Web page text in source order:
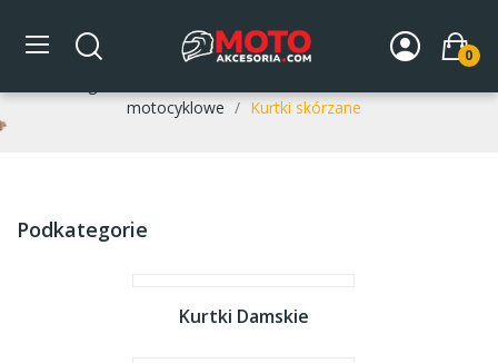
0
Kurtki skórzane
motocyklowe
Kurtki skórzane
Podkategorie
Kurtki Damskie